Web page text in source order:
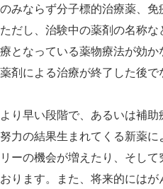
みならず分子標的治療薬、
だし、治験中の薬剤の名称
となっている薬物療法が効
剤による治療が終了した後
り早い段階で、あるいは補
力の結果生まれてくる新薬
ーの機会が増えたり、そし
ります。また、将来的には